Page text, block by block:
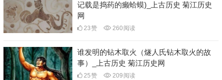
记载是捣药的癞蛤蟆)_上古历史 菊江历史
网
23赞 260 阅读
谁发明的钻木取火（燧人氏钻木取火的故
事）_上古历史 菊江历史网
25赞 209 阅读